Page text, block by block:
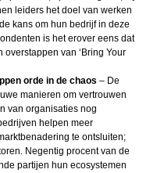
leiders het doel van werken
kans om hun bedrijf in deze
is het erover eens dat
van ‘Bring Your
orde in de chaos – De
manieren om vertrouwen
van organisaties nog
helpen meer
te ontsluiten;
Negentig procent van de
partijen hun ecosystemen